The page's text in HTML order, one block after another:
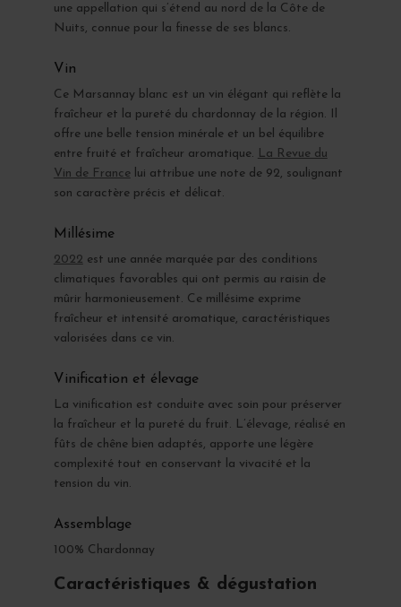
une appellation qui s’étend au nord de la Côte de
Nuits, connue pour la finesse de ses blancs.
Vin
Ce Marsannay blanc est un vin élégant qui reflète la
fraîcheur et la pureté du chardonnay de la région. Il
offre une belle tension minérale et un bel équilibre
entre fruité et fraîcheur aromatique. La Revue du
Vin de France lui attribue une note de 92, soulignant
son caractère précis et délicat.
Millésime
2022 est une année marquée par des conditions
climatiques favorables qui ont permis au raisin de
mûrir harmonieusement. Ce millésime exprime
fraîcheur et intensité aromatique, caractéristiques
valorisées dans ce vin.
Vinification et élevage
La vinification est conduite avec soin pour préserver
la fraîcheur et la pureté du fruit. L’élevage, réalisé en
fûts de chêne bien adaptés, apporte une légère
complexité tout en conservant la vivacité et la
tension du vin.
Assemblage
100% Chardonnay
Caractéristiques & dégustation